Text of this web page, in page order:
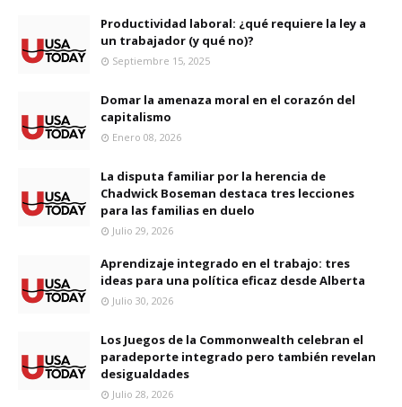
Productividad laboral: ¿qué requiere la ley a
un trabajador (y qué no)?
Septiembre 15, 2025
Domar la amenaza moral en el corazón del
capitalismo
Enero 08, 2026
La disputa familiar por la herencia de
Chadwick Boseman destaca tres lecciones
para las familias en duelo
Julio 29, 2026
Aprendizaje integrado en el trabajo: tres
ideas para una política eficaz desde Alberta
Julio 30, 2026
Los Juegos de la Commonwealth celebran el
paradeporte integrado pero también revelan
desigualdades
Julio 28, 2026